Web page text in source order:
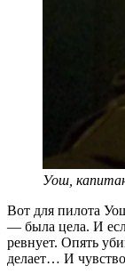
Уош,
Вот для пилота
— была цела. И
ревнует. Опять
делает… И